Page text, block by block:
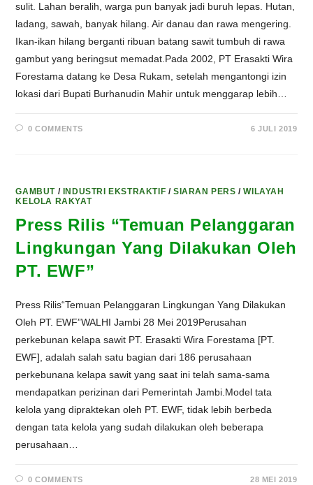
sulit. Lahan beralih, warga pun banyak jadi buruh lepas. Hutan,
ladang, sawah, banyak hilang. Air danau dan rawa mengering.
Ikan-ikan hilang berganti ribuan batang sawit tumbuh di rawa
gambut yang beringsut memadat.Pada 2002, PT Erasakti Wira
Forestama datang ke Desa Rukam, setelah mengantongi izin
lokasi dari Bupati Burhanudin Mahir untuk menggarap lebih…
0 COMMENTS 6 JULI 2019
GAMBUT / INDUSTRI EKSTRAKTIF /SIARAN PERS /WILAYAH
KELOLA RAKYAT
Press Rilis “Temuan Pelanggaran
Lingkungan Yang Dilakukan Oleh
PT. EWF”
Press Rilis“Temuan Pelanggaran Lingkungan Yang Dilakukan
Oleh PT. EWF”WALHI Jambi 28 Mei 2019Perusahan
perkebunan kelapa sawit PT. Erasakti Wira Forestama [PT.
EWF], adalah salah satu bagian dari 186 perusahaan
perkebunana kelapa sawit yang saat ini telah sama-sama
mendapatkan perizinan dari Pemerintah Jambi.Model tata
kelola yang dipraktekan oleh PT. EWF, tidak lebih berbeda
dengan tata kelola yang sudah dilakukan oleh beberapa
perusahaan…
0 COMMENTS 28 MEI 2019